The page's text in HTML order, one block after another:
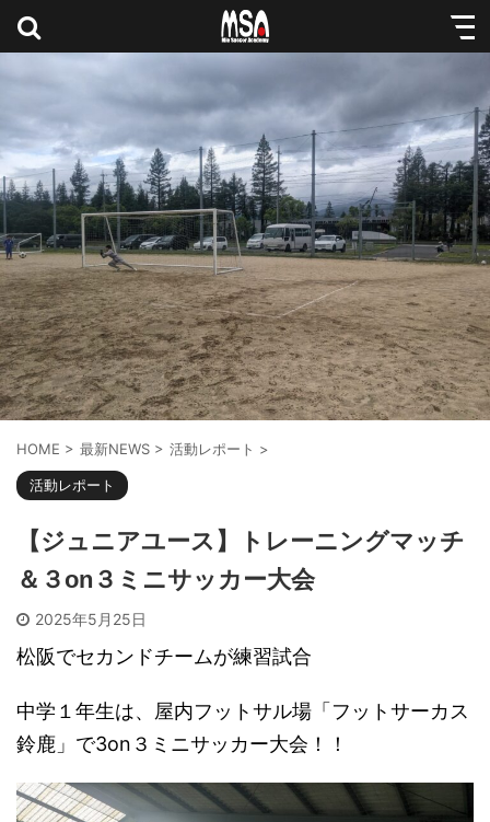
HOME > 最新NEWS > 活動レポート >
活動レポート
【ジュニアユース】トレーニングマッチ
＆３on３ミニサッカー大会
2025年5月25日
松阪でセカンドチームが練習試合
中学１年生は、屋内フットサル場「フットサーカス
鈴鹿」で3on３ミニサッカー大会！！